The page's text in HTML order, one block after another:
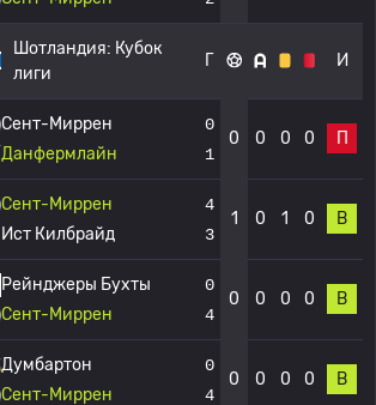
Шотландия: Кубок
лиги
Г И
Сент-Миррен
Данфермлайн
0
1
0 0 0 0 П
Сент-Миррен
Ист Килбрайд
4
3
1 0 1 0 В
Рейнджеры Бухты
Сент-Миррен
0
4
0 0 0 0 В
Думбартон
Сент-Миррен
0
4
0 0 0 0 В